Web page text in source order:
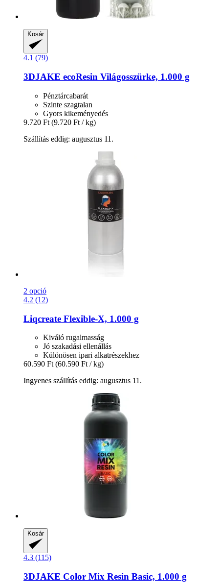
Kosár
4.1 (79)
3DJAKE ecoResin Világosszürke, 1.000 g
Pénztárcabarát
Szinte szagtalan
Gyors kikeményedés
9.720 Ft (9.720 Ft / kg)
Szállítás eddig: augusztus 11.
2 opció
4.2 (12)
Liqcreate Flexible-​X, 1.000 g
Kiváló rugalmasság
Jó szakadási ellenállás
Különösen ipari alkatrészekhez
60.590 Ft (60.590 Ft / kg)
Ingyenes szállítás eddig: augusztus 11.
Kosár
4.3 (115)
3DJAKE Color Mix Resin Basic, 1.000 g